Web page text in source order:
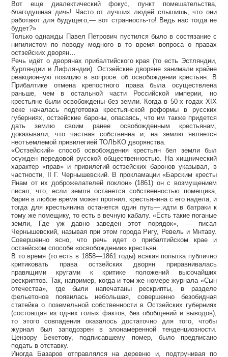
Вот еще диалектический фокус, пункт помешательства,
благодушная дичь! Часто от лучших людей слышишь, что они
работают для будущего,— вот странность-то! Ведь нас тогда не
будет?»
Только однажды Павел Петрович пустился было в состязание с
нигилистом по поводу модного в то время вопроса о правах
остзейских дворян…
Речь идёт о дворянах прибалтийского края (то есть Эстляндии,
Курляндии и Лифляндии). Остзейские дворяне занимали крайне
реакционную позицию в вопросе. об освобождении крестьян. В
Прибалтике отмена крепостного права была осуществлена
раньше, чем в остальной части Российской империи, но
крестьяне были освобождены без земли. Когда в 50-х годах XIX
веке началась подготовка крестьянской реформы в русских
губерниях, остзейские бароны, опасаясь, что им также придется
дать землю своим ранее освобожденным крестьянам,
доказывали, что частная собственна и, на землю является
неотъемлемой привилегией ТОЛЬКО дворянства.
«Остзейский» способ освобождения крестьян бел земли был
осужден передовой русской общественностью. На хищнический
характер «прав» и привилегий остзейских баронов указывал, в
частности, II Г. Чернышевский. В прокламации «Барским кресты
Янам от их доброжелателей поклон» (1861) он с возмущением
писал, что, если земля останется собственностью помещика,
барин в любое время может прогнил, крестьянина с его надела, и
тогда для крестьянина останется один путь—.идти в батраки к
тому же помещику, то есть в вечную кабалу. «Есть такие поганые
земли, Где уж давно заведен этот порядок», — писал
Чернышевский, называя при этом города Ригу, Ревель и Мнтаву.
Совершенно ясно, что речь идет о прибалтийском крае и
остзейском способе «освобождении» крестьян.
В то время (то есть в 1858—1861 годы) всякая попытка публично
критиковать права остзейских дворян приравнивалась
правящими кругами к критике положений высочайших
рескриптов. Так, например, когда и том же номере журнала «Сын
отечества», где были напечатаны рескрипты, в разделе
фельетонов появилась небольшая, совершенно безобидная
статейка о поземельной собственности в Остзейских губерниях
(состоящая из одних голых фактов, без обобщений и выводов),
то этого совпадения оказалось достаточно для того, чтобы
журнал был заподозрен в злонамеренной тенденциозности.
Цензору Бекетову, подписавшему помер, было предписано
подать в отставку.
Иногда Базаров отправлялся на деревню и, подтрунивая по